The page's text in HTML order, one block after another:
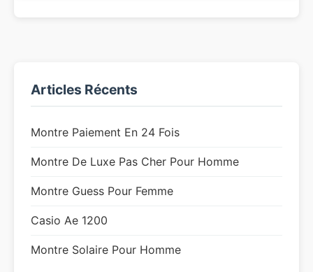
Articles Récents
Montre Paiement En 24 Fois
Montre De Luxe Pas Cher Pour Homme
Montre Guess Pour Femme
Casio Ae 1200
Montre Solaire Pour Homme